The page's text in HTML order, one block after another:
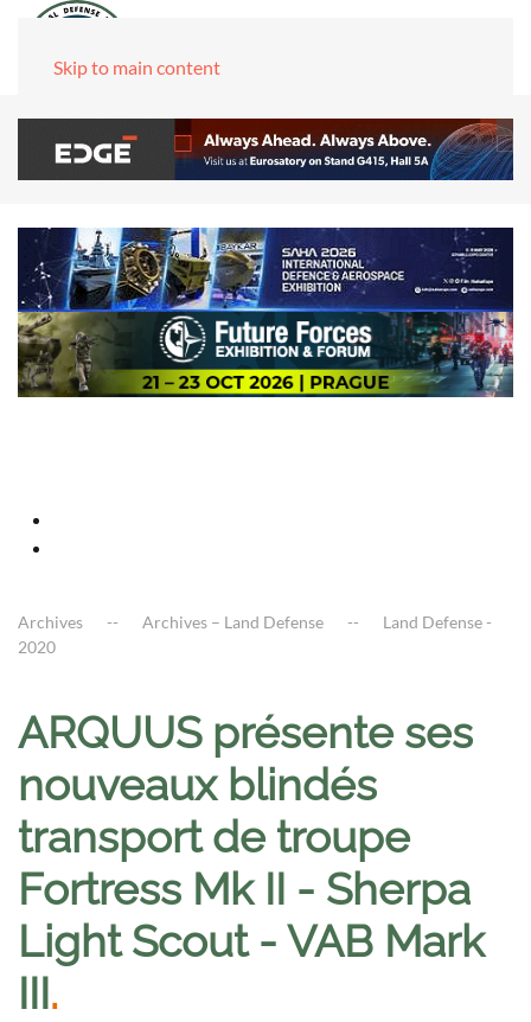
Skip to main content
Archives Archives – Land Defense
Land Defense -
2020
ARQUUS présente ses
nouveaux blindés
transport de troupe
Fortress Mk II - Sherpa
Light Scout - VAB Mark
III.